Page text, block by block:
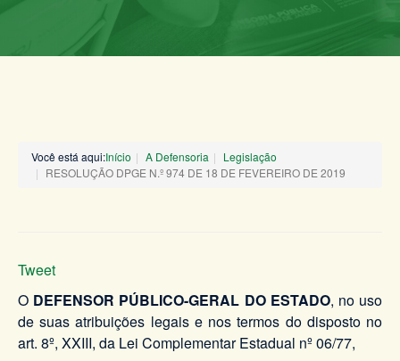
Você está aqui:Início A Defensoria
Legislação
RESOLUÇÃO DPGE N.º 974 DE 18 DE FEVEREIRO DE 2019
Tweet
O DEFENSOR PÚBLICO-GERAL DO ESTADO, no uso
de suas atribuições legais e nos termos do disposto no
art. 8º, XXIII, da Lei Complementar Estadual nº 06/77,